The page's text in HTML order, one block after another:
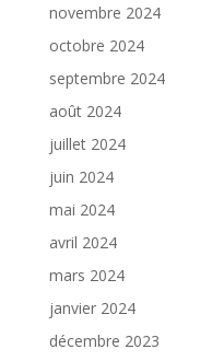
novembre 2024
octobre 2024
septembre 2024
août 2024
juillet 2024
juin 2024
mai 2024
avril 2024
mars 2024
janvier 2024
décembre 2023